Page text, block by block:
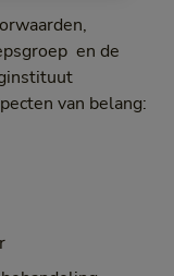
en de
van belang: